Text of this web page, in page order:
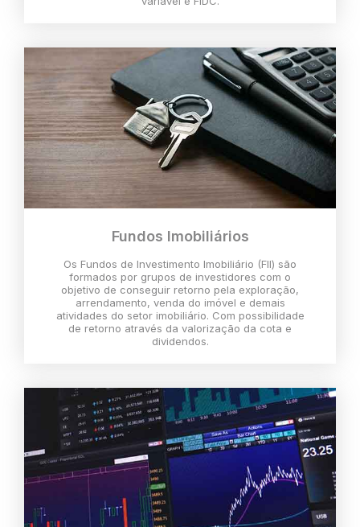
Fundos Imobiliários
Os Fundos de Investimento Imobiliário (FII) são
formados por grupos de investidores com o
objetivo de conseguir retorno pela exploração,
arrendamento, venda do imóvel e demais
atividades do setor imobiliário. Com possibilidade
de retorno através da valorização da cota e
dividendos.